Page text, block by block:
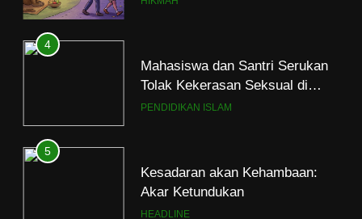
Tolak Kekerasan Seksual di
Kesadaran akan Kehambaan:
Akar Ketundukan
Kebutuhan versus Keinginan